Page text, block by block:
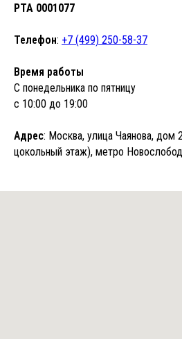
РТА 0001077
Телефон: +7 (499) 250-58-37
Время работы
С понедельника по пятницу
с 10:00 до 19:00
Адрес: Москва, улица Чаянова, дом
цокольный этаж), метро